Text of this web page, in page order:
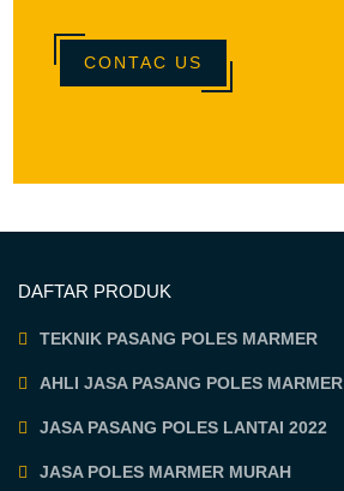
CONTAC US
DAFTAR PRODUK
TEKNIK PASANG POLES MARMER
AHLI JASA PASANG POLES MARMER
JASA PASANG POLES LANTAI 2022
JASA POLES MARMER MURAH